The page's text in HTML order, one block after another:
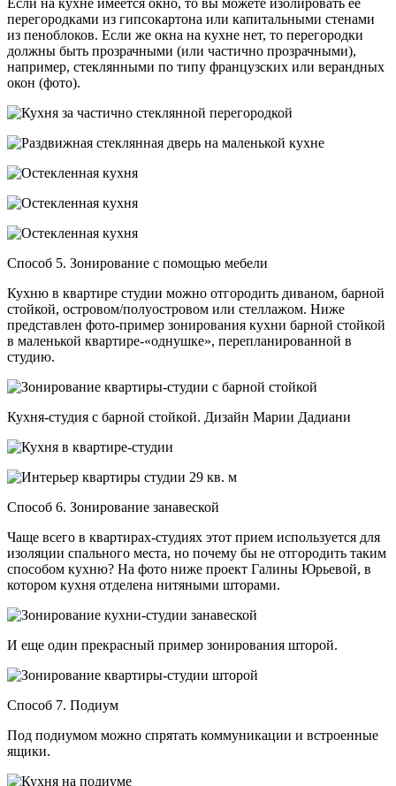
Если на кухне имеется окно, то вы можете изолировать ее
перегородками из гипсокартона или капитальными стенами
из пеноблоков. Если же окна на кухне нет, то перегородки
должны быть прозрачными (или частично прозрачными),
например, стеклянными по типу французских или верандных
окон (фото).
Способ 5. Зонирование с помощью мебели
Кухню в квартире студии можно отгородить диваном, барной
стойкой, островом/полуостровом или стеллажом. Ниже
представлен фото-пример зонирования кухни барной стойкой
в маленькой квартире-«однушке», перепланированной в
студию.
Кухня-студия с барной стойкой. Дизайн Марии Дадиани
Способ 6. Зонирование занавеской
Чаще всего в квартирах-студиях этот прием используется для
изоляции спального места, но почему бы не отгородить таким
способом кухню? На фото ниже проект Галины Юрьевой, в
котором кухня отделена нитяными шторами.
И еще один прекрасный пример зонирования шторой.
Способ 7. Подиум
Под подиумом можно спрятать коммуникации и встроенные
ящики.